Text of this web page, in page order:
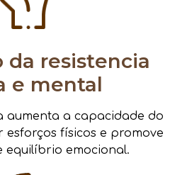
resistencia
e mental
aumenta a capacidade do
físicos e promove
equilíbrio emocional.